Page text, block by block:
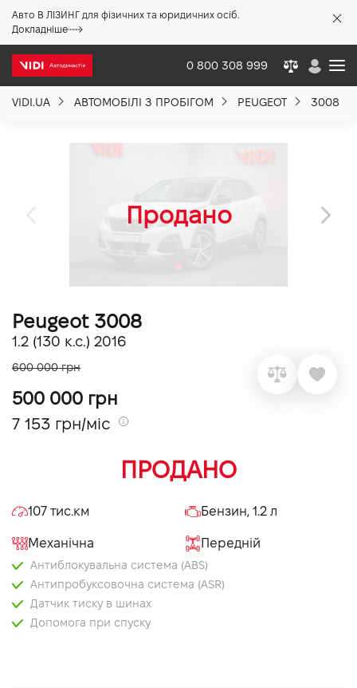
Авто В ЛІЗИНГ для фізичних та юридичних осіб.
Докладніше
0 800 308 999
VIDI.UA АВТОМОБІЛІ З ПРОБІГОМ PEUGEOT 3008
Peugeot 3008
1.2 (130 к.с.) 2016
600 000 грн
500 000 грн
7 153 грн/міс
ПРОДАНО
107 тис.км Бензин, 1.2 л
Механічна Передній
Антиблокувальна система (ABS)
Антипробуксовочна система (ASR)
Датчик тиску в шинах
Допомога при спуску
Новини
Вакансії
VIDI Кар'єра
Контакти
Підпишись на наш канал та слідкуй за